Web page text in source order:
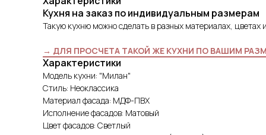
Кухня на заказ по индивидуальным размерам
Такую кухню можно сделать в разных материалах,
→ ДЛЯ ПРОСЧЕТА ТАКОЙ ЖЕ КУХНИ ПО ВАШИМ
Характеристики
Модель кухни: "Милан"
Стиль: Неоклассика
Материал фасада: МДФ-ПВХ
Исполнение фасадов: Матовый
Цвет фасадов: Светлый